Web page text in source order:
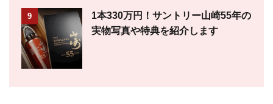
9
1本330万円！サントリー山崎55年の
実物写真や特典を紹介します